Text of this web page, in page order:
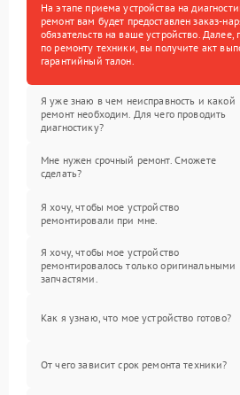
На этапе приема устройства на
ремонт вам будет предоставлен заказ-
обязательств на ваше устройство.
по ремонту техники, вы получите акт
гарантийный талон.
Я уже знаю в чем неисправность и какой
ремонт необходим. Для чего проводить
диагностику?
Мне нужен срочный ремонт. Сможете
сделать?
Я хочу, чтобы мое устройство
ремонтировали при мне.
Я хочу, чтобы мое устройство
ремонтировалось только оригинальными
запчастями.
Как я узнаю, что мое устройство готово?
От чего зависит срок ремонта техники?